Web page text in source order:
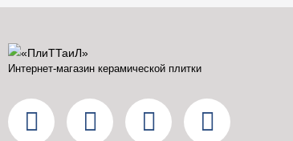
Интернет-магазин керамической плитки